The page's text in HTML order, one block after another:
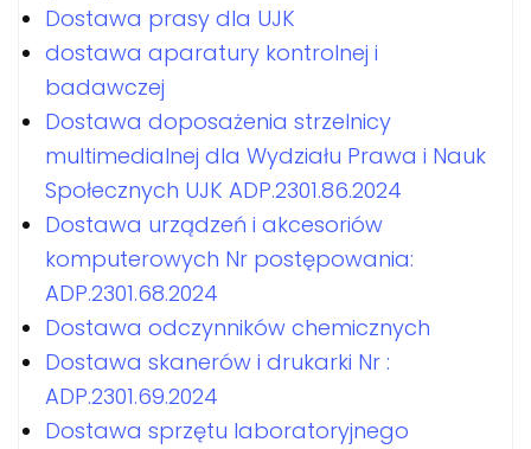
Dostawa prasy dla UJK
dostawa aparatury kontrolnej i
badawczej
Dostawa doposażenia strzelnicy
multimedialnej dla Wydziału Prawa i Nauk
Społecznych UJK ADP.2301.86.2024
Dostawa urządzeń i akcesoriów
komputerowych Nr postępowania:
ADP.2301.68.2024
Dostawa odczynników chemicznych
Dostawa skanerów i drukarki Nr :
ADP.2301.69.2024
Dostawa sprzętu laboratoryjnego